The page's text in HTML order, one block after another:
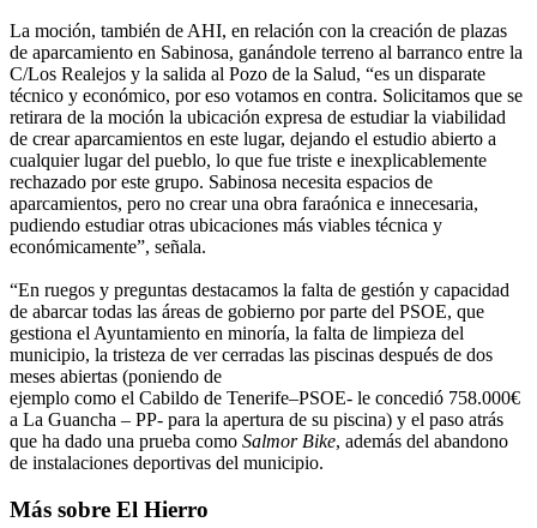
La moción, también de AHI, en relación con la creación de plazas
de aparcamiento en Sabinosa, ganándole terreno al barranco entre la
C/Los Realejos y la salida al Pozo de la Salud, “es un disparate
técnico y económico, por eso votamos en contra. Solicitamos que se
retirara de la moción la ubicación expresa de estudiar la viabilidad
de crear aparcamientos en este lugar, dejando el estudio abierto a
cualquier lugar del pueblo, lo que fue triste e inexplicablemente
rechazado por este grupo. Sabinosa necesita espacios de
aparcamientos, pero no crear una obra faraónica e innecesaria,
pudiendo estudiar otras ubicaciones más viables técnica y
económicamente”, señala.
“En ruegos y preguntas destacamos la falta de gestión y capacidad
de abarcar todas las áreas de gobierno por parte del PSOE, que
gestiona el Ayuntamiento en minoría, la falta de limpieza del
municipio, la tristeza de ver cerradas las piscinas después de dos
meses abiertas (poniendo de
ejemplo como el Cabildo de Tenerife–PSOE- le concedió 758.000€
a La Guancha – PP- para la apertura de su piscina) y el paso atrás
que ha dado una prueba como Salmor Bike, además del abandono
de instalaciones deportivas del municipio.
Más sobre El Hierro